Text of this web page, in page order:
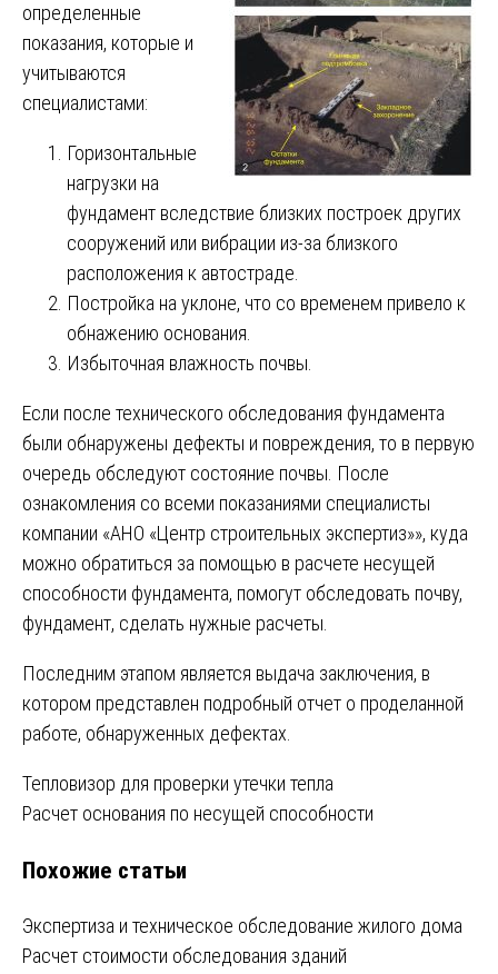
определенные
показания, которые и
учитываются
специалистами:
Горизонтальные
нагрузки на
фундамент вследствие близких построек других
сооружений или вибрации из-за близкого
расположения к автостраде.
Постройка на уклоне, что со временем привело к
обнажению основания.
Избыточная влажность почвы.
Если после технического обследования фундамента
были обнаружены дефекты и повреждения, то в первую
очередь обследуют состояние почвы. После
ознакомления со всеми показаниями специалисты
компании «АНО «Центр строительных экспертиз»», куда
можно обратиться за помощью в расчете несущей
способности фундамента, помогут обследовать почву,
фундамент, сделать нужные расчеты.
Последним этапом является выдача заключения, в
котором представлен подробный отчет о проделанной
работе, обнаруженных дефектах.
Навигация
записям
Тепловизор для проверки утечки тепла
Расчет основания по несущей способности
Похожие статьи
Экспертиза и техническое обследование жилого дома
Расчет стоимости обследования зданий